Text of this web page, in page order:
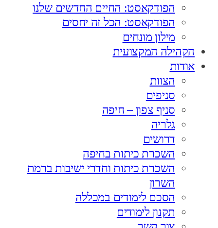
הפודקאסט: החיים החדשים שלנו
הפודקאסט: הכל זה יחסים
מילון מונחים
הקהילה המקצועית
אודות
הצוות
סניפים
סניף צפון – חיפה
גלריה
דרושים
השכרת כיתות בחיפה
השכרת כיתות וחדרי ישיבות ברמת
השרון
הסכם לימודים במכללה
תקנון לימודים